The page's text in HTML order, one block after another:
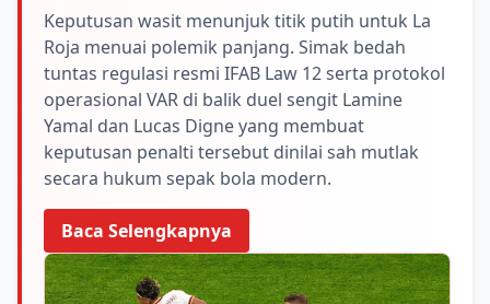
Keputusan wasit menunjuk titik putih untuk La
Roja menuai polemik panjang. Simak bedah
tuntas regulasi resmi IFAB Law 12 serta protokol
operasional VAR di balik duel sengit Lamine
Yamal dan Lucas Digne yang membuat
keputusan penalti tersebut dinilai sah mutlak
secara hukum sepak bola modern.
Baca Selengkapnya